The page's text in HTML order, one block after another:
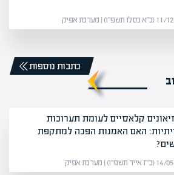
תשפ״ו) | מערכת אפיק
כתבות נוספות
קלאסיים לעומת תערוכות
האם האמנות הפכה למתקפת
תשפ״ו) | מערכת אפיק